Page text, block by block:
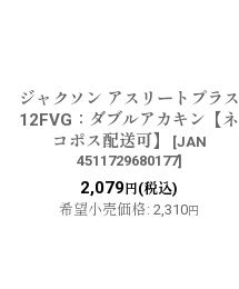
ジャクソン アスリートプラス
12FVG：ダブルアカキン【ネ
コポス配送可】
[JAN
4511729680177]
2,079 円(税込)
希望小売価格: 2,310円